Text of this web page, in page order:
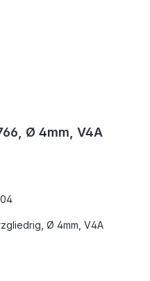
Ø 4mm, V4A
Ø 4mm, V4A